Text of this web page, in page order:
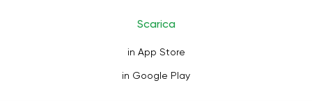
Scarica
in App Store
in Google Play